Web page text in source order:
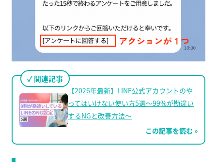
関連記事
【2026年最新】LINE公式アカウントのや
ってはいけない使い方5選〜99%が勘違い
するNGと改善方法〜
この記事を読む »